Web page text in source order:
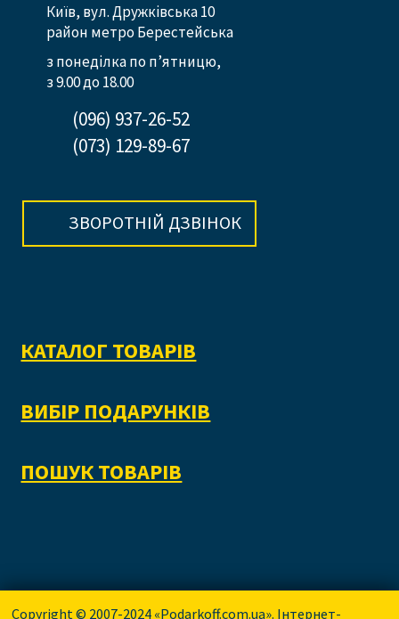
Київ, вул. Дружківська 10
район метро Берестейська
з понеділка по п’ятницю,
з 9.00 до 18.00
(096) 937-26-52
(073) 129-89-67
ЗВОРОТНІЙ ДЗВІНОК
КАТАЛОГ ТОВАРІВ
ВИБІР ПОДАРУНКІВ
ПОШУК ТОВАРІВ
Copyright © 2007-2024 «Podarkoff.com.ua». Інтернет-